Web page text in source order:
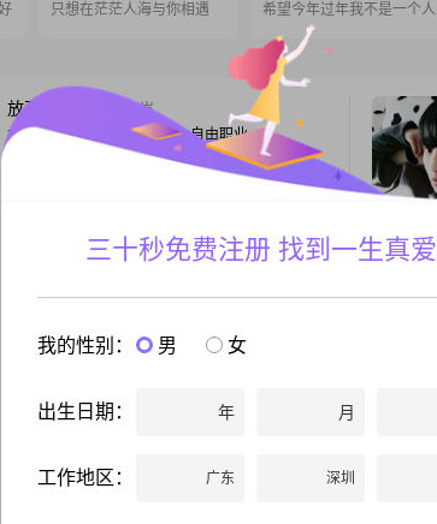
只想在茫茫人海与你相遇 希望今年过年我不是一个人
放飞好的心情
29岁
女, 黑龙江鸡西, 165cm, 未婚, 自由职业
大家好，我是一位1997年出生的女士，身高
165cm，目前生活在美丽的鸡西##3002##我拥有大
12000元之间##3002##我性格温柔体贴，独立自
信，随和易相处，真诚可靠，有时候也会有点幽默
跟TA联系
女, 黑龙江鸡西, 165cm, 未婚, 服务业
首不分离
三十秒免费注册 找到一生真爱
我的性别： 男 女
出生日期： 年 月
工作地区： 广东 深圳